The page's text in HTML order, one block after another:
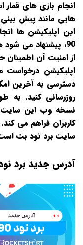
انجام بازی‌ های قمار
هایی مانند پیش‌
این اپلیکیشن‌ ها
90، پیشنهاد می‌
از امنیت آن
اپلیکیشن درخواست
دسترسی به آخرین
روزرسانی کنید. به‌
نسخه وب این سایت‌
کاربران فراهم می‌
سایت برد نود بت
آدرس جدید برد نود